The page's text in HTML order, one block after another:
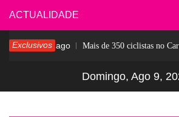
Skip
to
content
ACTUALIDADE
Exclusivos
7 dias ago Mais de 350 ciclistas no
Domingo, Ago 9,